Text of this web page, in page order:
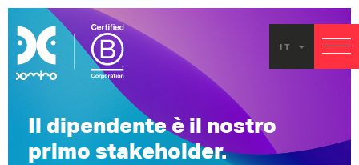
IT
Il dipendente è il nostro
primo stakeholder.